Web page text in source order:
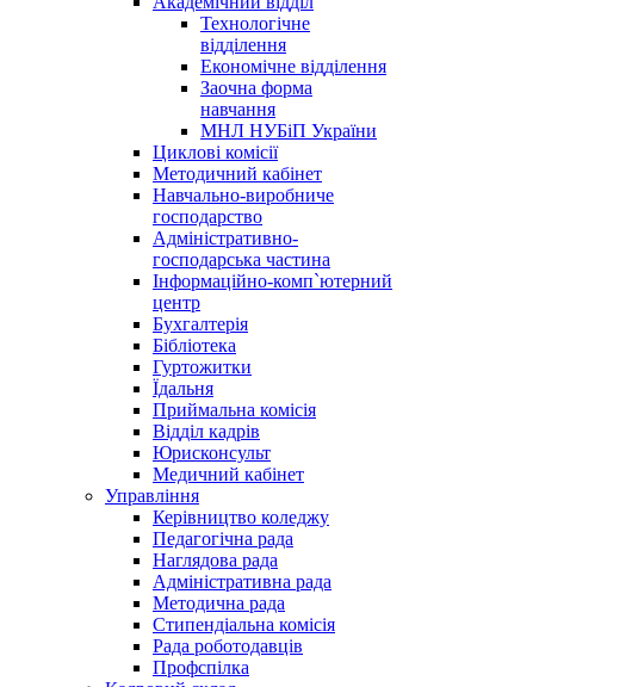
Технологічне
відділення
Економічне відділення
Заочна форма
навчання
МНЛ НУБіП України
Циклові комісії
Методичний кабінет
Навчально-виробниче
господарство
Адміністративно-
господарська частина
Інформаційно-комп`ютерний
центр
Бухгалтерія
Бібліотека
Гуртожитки
Їдальня
Приймальна комісія
Відділ кадрів
Юрисконсульт
Медичний кабінет
Управління
Керівництво коледжу
Педагогічна рада
Наглядова рада
Адміністративна рада
Методична рада
Стипендіальна комісія
Рада роботодавців
Профспілка